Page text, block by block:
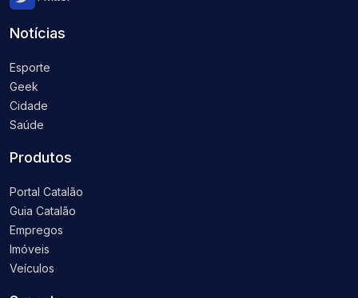
Notícias
Esporte
Geek
Cidade
Saúde
Produtos
Portal Catalão
Guia Catalão
Empregos
Imóveis
Veículos